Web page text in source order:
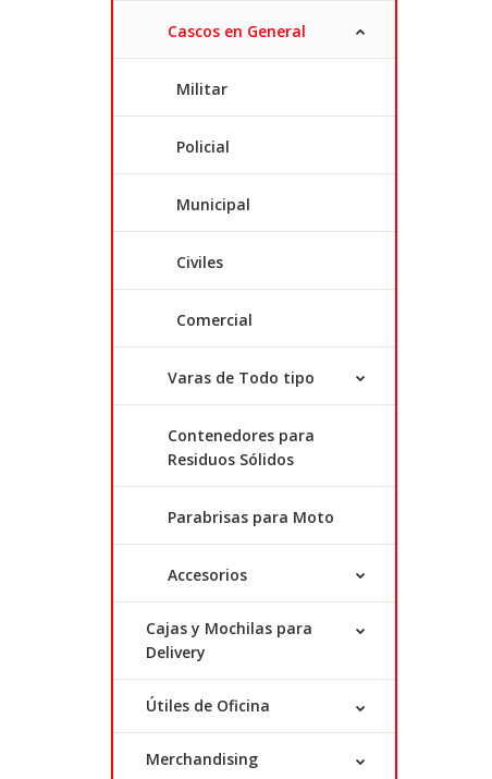
Cascos en General
Militar
Policial
Municipal
Civiles
Comercial
Varas de Todo tipo
Contenedores para
Residuos Sólidos
Parabrisas para Moto
Accesorios
Cajas y Mochilas para
Delivery
Útiles de Oficina
Merchandising